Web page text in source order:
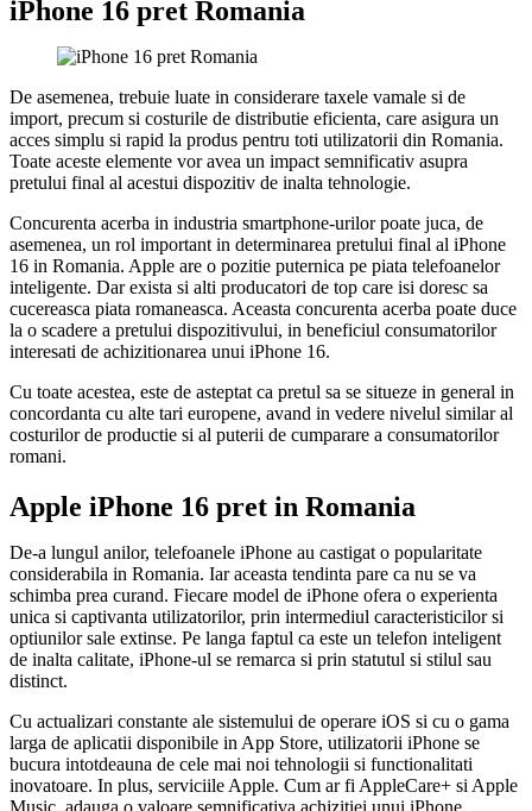
iPhone 16 pret Romania
De asemenea, trebuie luate in considerare taxele vamale si de
import, precum si costurile de distributie eficienta, care asigura un
acces simplu si rapid la produs pentru toti utilizatorii din Romania.
Toate aceste elemente vor avea un impact semnificativ asupra
pretului final al acestui dispozitiv de inalta tehnologie.
Concurenta acerba in industria smartphone-urilor poate juca, de
asemenea, un rol important in determinarea pretului final al iPhone
16 in Romania. Apple are o pozitie puternica pe piata telefoanelor
inteligente. Dar exista si alti producatori de top care isi doresc sa
cucereasca piata romaneasca. Aceasta concurenta acerba poate duce
la o scadere a pretului dispozitivului, in beneficiul consumatorilor
interesati de achizitionarea unui iPhone 16.
Cu toate acestea, este de asteptat ca pretul sa se situeze in general in
concordanta cu alte tari europene, avand in vedere nivelul similar al
costurilor de productie si al puterii de cumparare a consumatorilor
romani.
Apple iPhone 16 pret in Romania
De-a lungul anilor, telefoanele iPhone au castigat o popularitate
considerabila in Romania. Iar aceasta tendinta pare ca nu se va
schimba prea curand. Fiecare model de iPhone ofera o experienta
unica si captivanta utilizatorilor, prin intermediul caracteristicilor si
optiunilor sale extinse. Pe langa faptul ca este un telefon inteligent
de inalta calitate, iPhone-ul se remarca si prin statutul si stilul sau
distinct.
Cu actualizari constante ale sistemului de operare iOS si cu o gama
larga de aplicatii disponibile in App Store, utilizatorii iPhone se
bucura intotdeauna de cele mai noi tehnologii si functionalitati
inovatoare. In plus, serviciile Apple. Cum ar fi AppleCare+ si Apple
Music, adauga o valoare semnificativa achizitiei unui iPhone,